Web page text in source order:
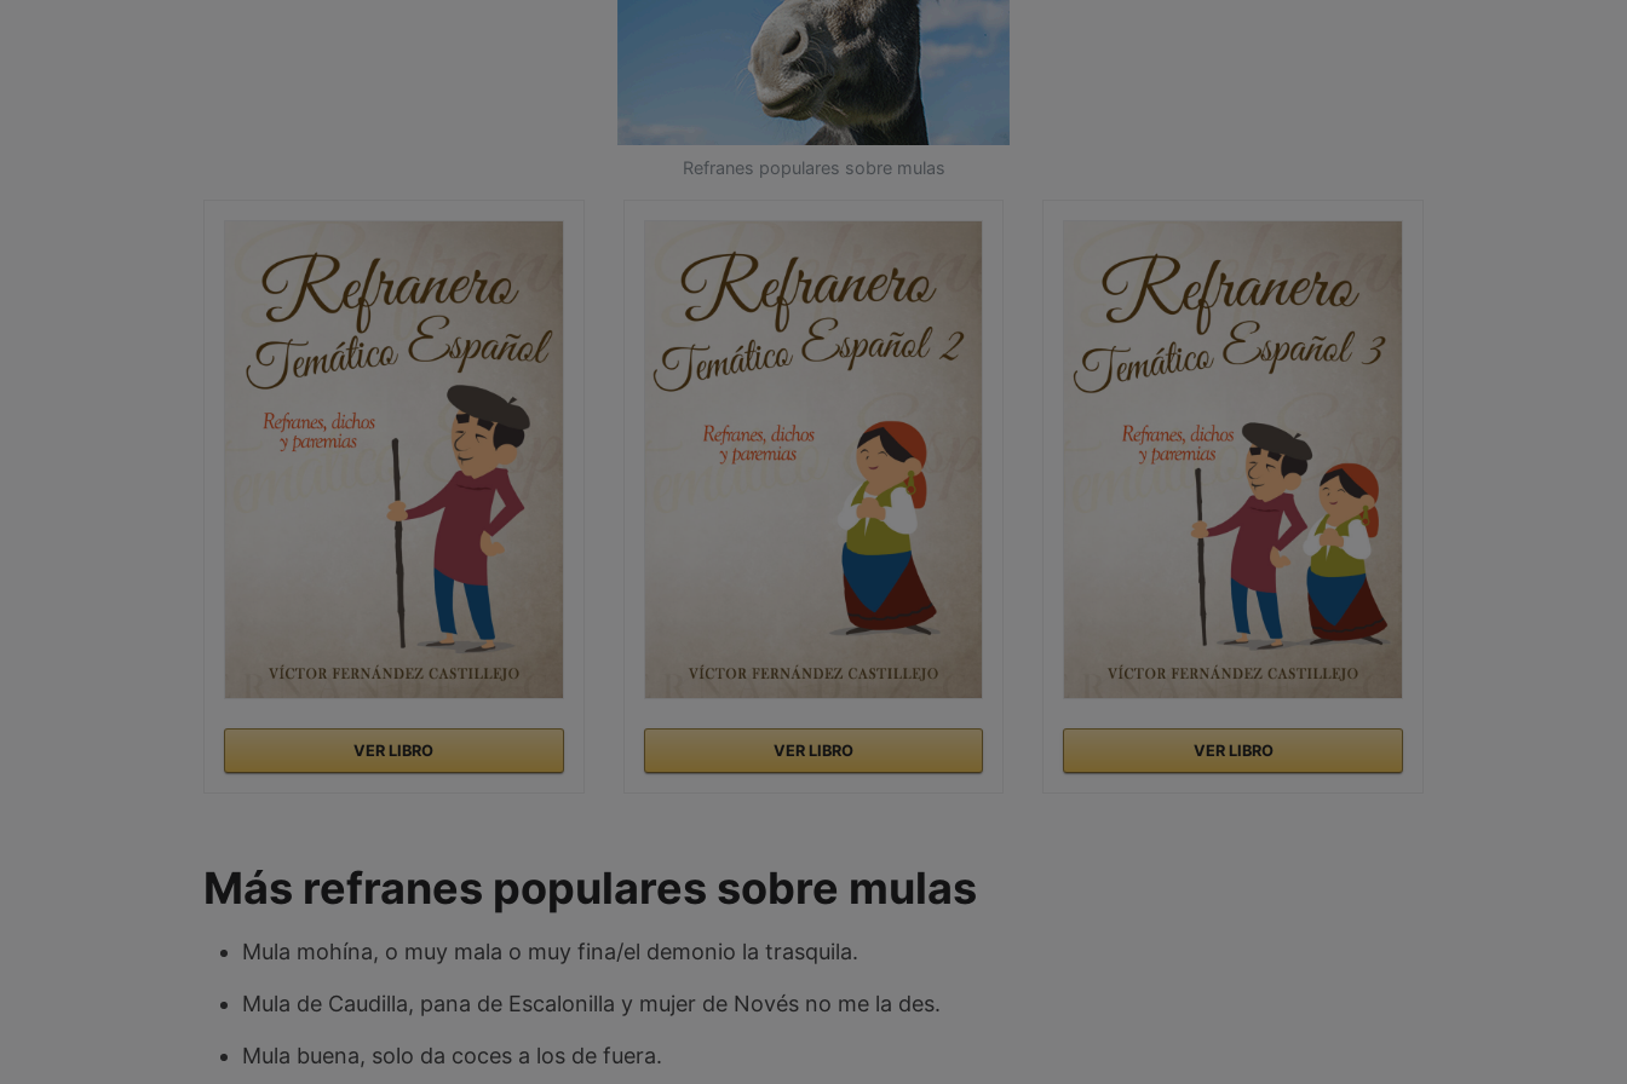
Refranes populares sobre mulas
VER LIBRO VER LIBRO VER LIBRO
Más refranes populares sobre mulas
Mula mohína, o muy mala o muy fina/el demonio la trasquila.
Mula de Caudilla, pana de Escalonilla y mujer de Novés no me la des.
Mula buena, solo da coces a los de fuera.